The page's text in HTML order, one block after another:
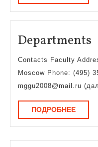
Departments
Contacts Faculty
Moscow Phone: (495)
mggu2008@mail.ru
ПОДРОБНЕЕ